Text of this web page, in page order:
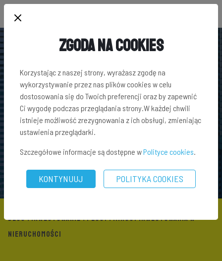
BLOG\INWESTOWANIE\ PLUSY I MINUSY INWESTOWANIA W
NIERUCHOMOŚCI
Zgoda na Cookies
Korzystając z naszej strony, wyrażasz zgodę na
wykorzystywanie przez nas plików cookies w celu
dostosowania się do Twoich preferencji oraz by zapewnić
Ci wygodę podczas przeglądania strony.W każdej chwili
istnieje możliwość zrezygnowania z ich obsługi, zmieniając
ustawienia przeglądarki.
Szczegółowe informacje są dostępne wPolityce cookies.
KONTYNUUJ POLITYKA COOKIES